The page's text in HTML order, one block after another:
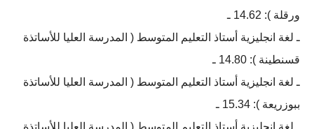
ورقلة ): 14.62 ـ
ـ لغة انجليزية أستاذ التعليم المتوسط ( المدرسة العليا للأساتذة
قسنطينة ): 14.80 ـ
ـ لغة انجليزية أستاذ التعليم المتوسط ( المدرسة العليا للأساتذة
ببوزريعة ): 15.34 ـ